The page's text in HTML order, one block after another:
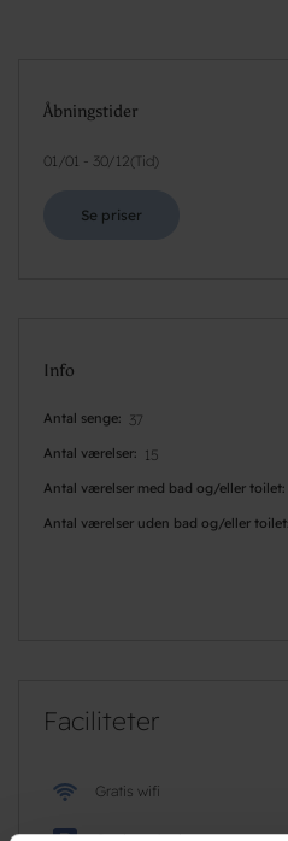
Åbningstider
01/01 - 30/12( Tid)
Se priser
Info
Antal senge 37
Antal værelser 15
Antal værelser med bad og/eller toilet
Antal værelser uden bad og/eller toilet
Faciliteter
Gratis wifi